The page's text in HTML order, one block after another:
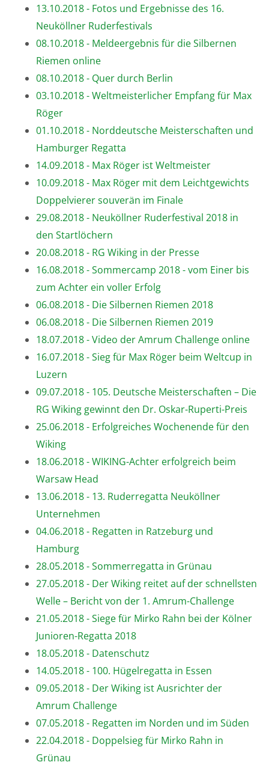
13.10.2018 - Fotos und Ergebnisse des 16.
Neuköllner Ruderfestivals
08.10.2018 - Meldeergebnis für die Silbernen
Riemen online
08.10.2018 - Quer durch Berlin
03.10.2018 - Weltmeisterlicher Empfang für Max
Röger
01.10.2018 - Norddeutsche Meisterschaften und
Hamburger Regatta
14.09.2018 - Max Röger ist Weltmeister
10.09.2018 - Max Röger mit dem Leichtgewichts
Doppelvierer souverän im Finale
29.08.2018 - Neuköllner Ruderfestival 2018 in
den Startlöchern
20.08.2018 - RG Wiking in der Presse
16.08.2018 - Sommercamp 2018 - vom Einer bis
zum Achter ein voller Erfolg
06.08.2018 - Die Silbernen Riemen 2018
06.08.2018 - Die Silbernen Riemen 2019
18.07.2018 - Video der Amrum Challenge online
16.07.2018 - Sieg für Max Röger beim Weltcup in
Luzern
09.07.2018 - 105. Deutsche Meisterschaften – Die
RG Wiking gewinnt den Dr. Oskar-Ruperti-Preis
25.06.2018 - Erfolgreiches Wochenende für den
Wiking
18.06.2018 - WIKING-Achter erfolgreich beim
Warsaw Head
13.06.2018 - 13. Ruderregatta Neuköllner
Unternehmen
04.06.2018 - Regatten in Ratzeburg und
Hamburg
28.05.2018 - Sommerregatta in Grünau
27.05.2018 - Der Wiking reitet auf der schnellsten
Welle – Bericht von der 1. Amrum-Challenge
21.05.2018 - Siege für Mirko Rahn bei der Kölner
Junioren-Regatta 2018
18.05.2018 - Datenschutz
14.05.2018 - 100. Hügelregatta in Essen
09.05.2018 - Der Wiking ist Ausrichter der
Amrum Challenge
07.05.2018 - Regatten im Norden und im Süden
22.04.2018 - Doppelsieg für Mirko Rahn in
Grünau